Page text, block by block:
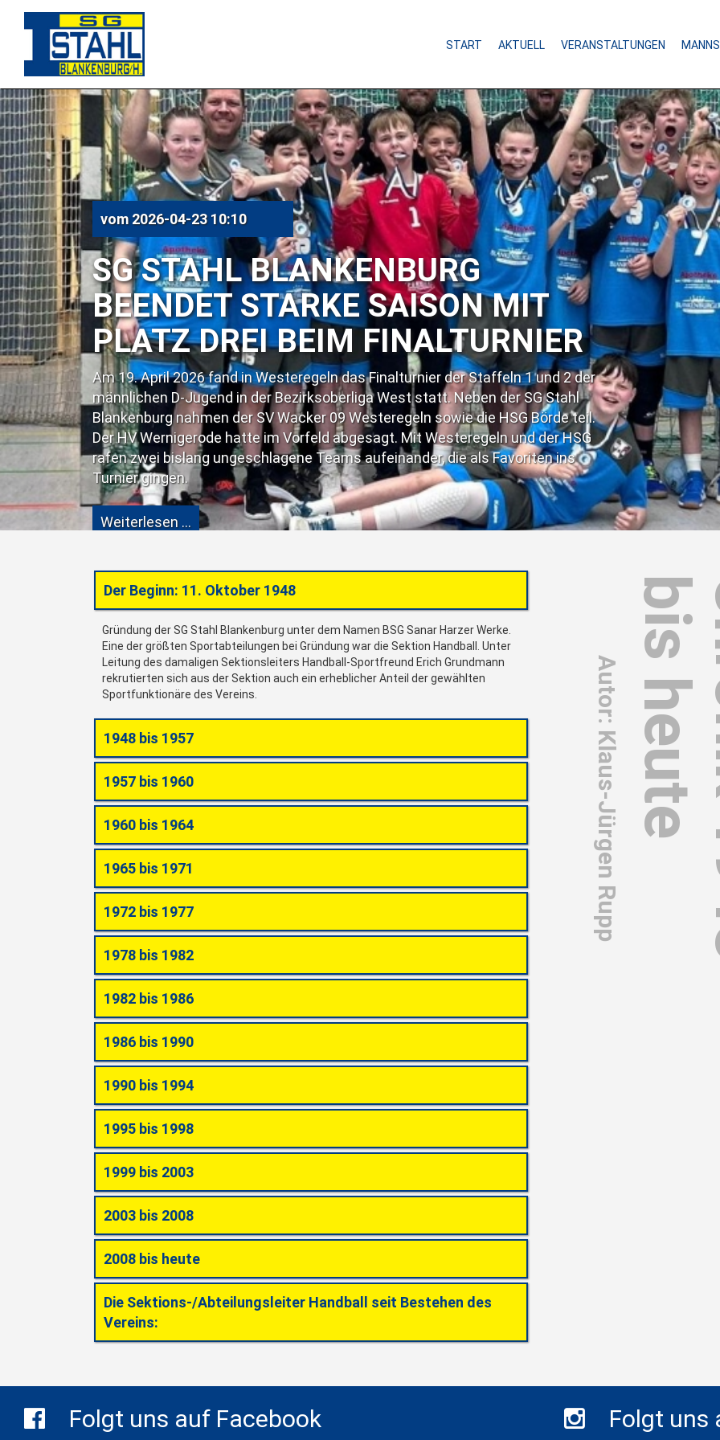
START AKTUELL VERANSTALTUNGEN
SAISON MIT
FINALTURNIER
das Finalturnier der Staffeln 1 und 2 der
West statt. Neben der SG Stahl
09 Westeregeln sowie die HSG Börde teil.
abgesagt. Mit Westeregeln und der HSG
Teams aufeinander, die als Favoriten ins
Der Beginn: 11. Oktober 1948
Gründung der SG Stahl Blankenburg unter dem Namen BSG Sanar Harzer Werke.
Eine der größten Sportabteilungen bei Gründung war die Sektion Handball. Unter
Leitung des damaligen Sektionsleiters Handball-Sportfreund Erich Grundmann
rekrutierten sich aus der Sektion auch ein erheblicher Anteil der gewählten
Sportfunktionäre des Vereins.
1948 bis 1957
1957 bis 1960
1960 bis 1964
1965 bis 1971
1972 bis 1977
1978 bis 1982
1982 bis 1986
1986 bis 1990
1990 bis 1994
1995 bis 1998
1999 bis 2003
2003 bis 2008
2008 bis heute
Die Sektions-/Abteilungsleiter Handball seit Bestehen des
Vereins:
e
Autor: Klaus-Jürgen Rupp
Folgt uns auf Facebook Folgt uns